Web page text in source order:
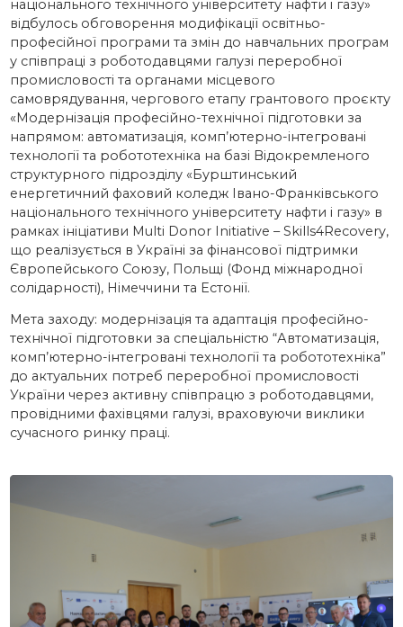
національного технічного університету нафти і газу»
відбулось обговорення модифікації освітньо-
професійної програми та змін до навчальних програм
у співпраці з роботодавцями галузі переробної
промисловості та органами місцевого
самоврядування, чергового етапу грантового проєкту
«Модернізація професійно-технічної підготовки за
напрямом: автоматизація, комп’ютерно-інтегровані
технології та робототехніка на базі Відокремленого
структурного підрозділу «Бурштинський
енергетичний фаховий коледж Івано-Франківського
національного технічного університету нафти і газу» в
рамках ініціативи Multi Donor Initiative – Skills4Recovery,
що реалізується в Україні за фінансової підтримки
Європейського Союзу, Польщі (Фонд міжнародної
солідарності), Німеччини та Естонії.
Мета заходу: модернізація та адаптація професійно-
технічної підготовки за спеціальністю “Автоматизація,
комп’ютерно-інтегровані технології та робототехніка”
до актуальних потреб переробної промисловості
України через активну співпрацю з роботодавцями,
провідними фахівцями галузі, враховуючи виклики
сучасного ринку праці.